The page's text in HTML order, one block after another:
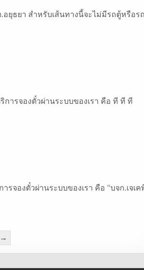
ยุธยา สำหรับเส้นทางนี้จะไม่มีรถตู้หรือร
ารจองตั๋วผ่านระบบของเรา คือ ที ที ที
จองตั๋วผ่านระบบของเรา คือ “บจก.เจเค